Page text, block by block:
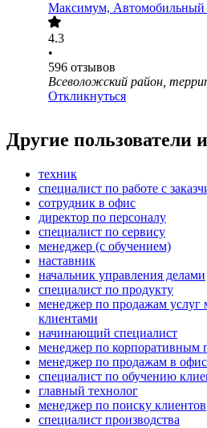
Максимум, Автомобильный
4.3
•
596 отзывов
Всеволожский район,
Откликнуться
Другие пользователи
техник
специалист по работе с
сотрудник в офис
директор по персоналу
специалист по сервису
менеджер (с обучением)
наставник
начальник управления делами
специалист по продукту
менеджер по продажам услуг
клиентами
начинающий специалист
менеджер по корпоративным
менеджер по продажам в
специалист по обучению
главный технолог
менеджер по поиску клиентов
специалист производства